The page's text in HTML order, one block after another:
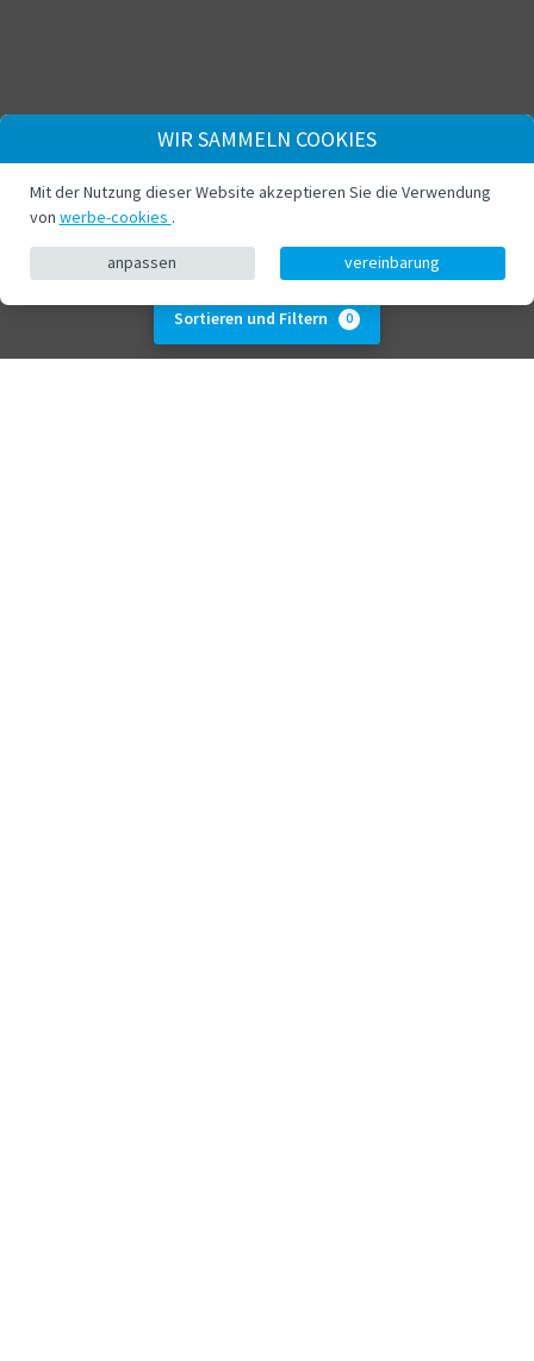
Sortieren und Filtern 0
WIR SAMMELN COOKIES
Mit der Nutzung dieser Website akzeptieren Sie die Verwendung
von werbe-cookies .
anpassen vereinbarung